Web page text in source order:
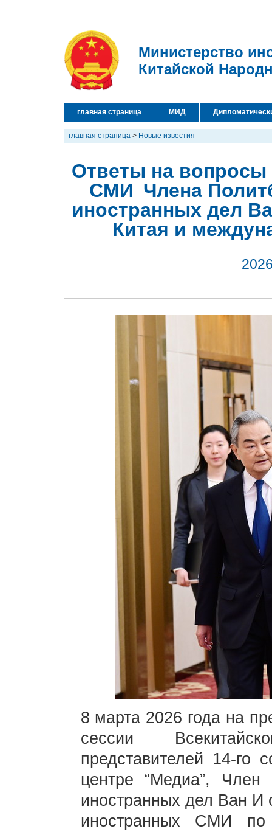
Министерство
Китайской
главная страница МИД
главная страница > Новые известия
Ответы на вопросы
СМИ Члена
иностранных дел
Китая и
8 марта 2026 года на
сессии
представителей 14-го
центре “Медиа”,
иностранных дел Ван И
иностранных СМИ